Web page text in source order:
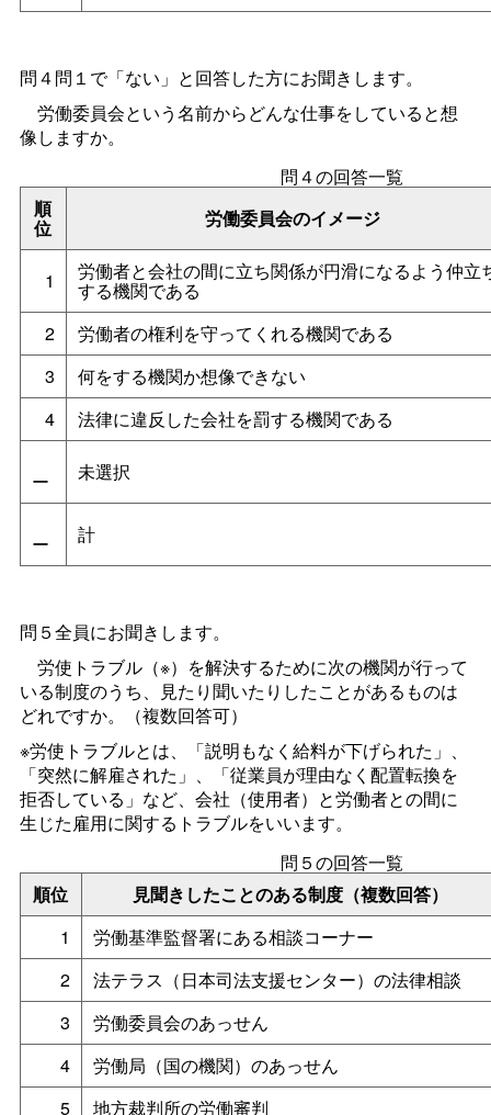
問４問１で「ない」と回答した方にお聞きします。
労働委員会という名前からどんな仕事をしていると想
像しますか。
順
位 労働委員会のイメージ
問４の回答一覧
1 労働者と会社の間に立ち関係が円滑になるよう仲立
する機関である
2
労働者の権利を守ってくれる機関である
3
何をする機関か想像できない
4
法律に違反した会社を罰する機関である
ー 未選択
ー 計
問５全員にお聞きします。
労使トラブル（※）を解決するために次の機関が行って
いる制度のうち、見たり聞いたりしたことがあるものは
どれですか。（複数回答可）
※労使トラブルとは、「説明もなく給料が下げられた」、
「突然に解雇された」、「従業員が理由なく配置転換を
拒否している」など、会社（使用者）と労働者との間に
生じた雇用に関するトラブルをいいます。
順位 見聞きしたことのある制度（複数回答）
問５の回答一覧
1
労働基準監督署にある相談コーナー
2
法テラス（日本司法支援センター）の法律相談
3
労働委員会のあっせん
4
労働局（国の機関）のあっせん
5
地方裁判所の労働審判